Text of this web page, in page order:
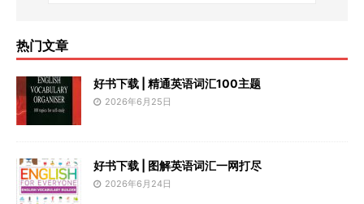
热门文章
好书下载 | 精通英语词汇100主题
2026年6月25日
好书下载 | 图解英语词汇一网打尽
2026年6月24日